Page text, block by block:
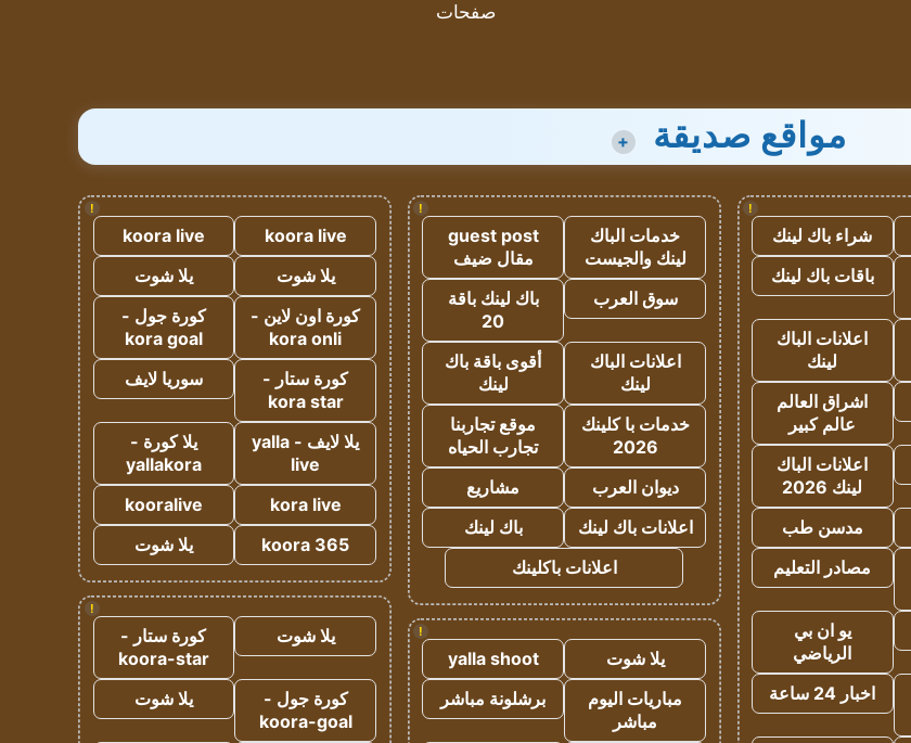
صفحات
مواقع صديقة +
!
شراء باك لينك
باقات باك لينك
اعلانات الباك
لينك
اشراق العالم
عالم كبير
اعلانات الباك
لينك 2026
مدسن طب
مصادر التعليم
يو ان بي
الرياضي
اخبار 24 ساعة
!
خدمات الباك
لينك والجيست
guest post
مقال ضيف
سوق العرب
باك لينك باقة
20
اعلانات الباك
لينك
أقوى باقة باك
لينك
خدمات با كلينك
2026
موقع تجاربنا
تجارب الحياه
ديوان العرب
مشاريع
اعلانات باك لينك
باك لينك
اعلانات باكلينك
!
يلا شوت
yalla shoot
مباريات اليوم
مباشر
برشلونة مباشر
!
koora live
koora live
يلا شوت
يلا شوت
كورة اون لاين -
kora onli
كورة جول -
kora goal
كورة ستار -
kora star
سوريا لايف
يلا لايف - yalla
live
يلا كورة -
yallakora
kora live
kooralive
koora 365
يلا شوت
!
يلا شوت
كورة ستار -
koora-star
كورة جول -
koora-goal
يلا شوت